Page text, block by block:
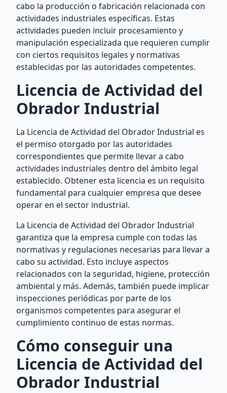
cabo la producción o fabricación relacionada con
actividades industriales específicas. Estas
actividades pueden incluir procesamiento y
manipulación especializada que requieren cumplir
con ciertos requisitos legales y normativas
establecidas por las autoridades competentes.
Licencia de Actividad del
Obrador Industrial
La Licencia de Actividad del Obrador Industrial es
el permiso otorgado por las autoridades
correspondientes que permite llevar a cabo
actividades industriales dentro del ámbito legal
establecido. Obtener esta licencia es un requisito
fundamental para cualquier empresa que desee
operar en el sector industrial.
La Licencia de Actividad del Obrador Industrial
garantiza que la empresa cumple con todas las
normativas y regulaciones necesarias para llevar a
cabo su actividad. Esto incluye aspectos
relacionados con la seguridad, higiene, protección
ambiental y más. Además, también puede implicar
inspecciones periódicas por parte de los
organismos competentes para asegurar el
cumplimiento continuo de estas normas.
Cómo conseguir una
Licencia de Actividad del
Obrador Industrial